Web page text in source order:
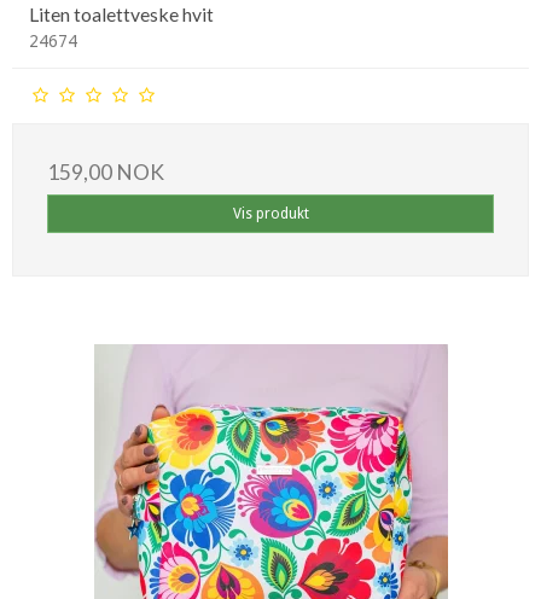
Liten toalettveske hvit
24674
159,00 NOK
Vis produkt